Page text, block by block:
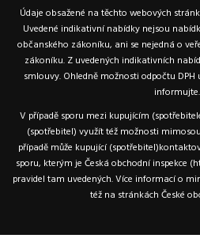
Údaje obsažené na těchto webových
Uvedené indikativní nabídky nejsou
občanského zákoníku, ani se nejedná o
zákoníku. Z uvedených indikativních
smlouvy. Ohledně možnosti odpočtu
informujte.
V případě sporu mezi kupujícím
(spotřebitel) využít též možnosti
případě může kupující
sporu, kterým je Česká obchodní inspekce
pravidel tam uvedených. Více informací o
též na stránkách České